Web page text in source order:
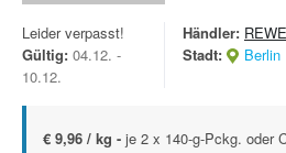
Leider verpasst!
Gültig: 04.12. -
10.12.
Händler:
Stadt:
Berlin
€ 9,96 / kg - je 2 x 140-g-Pckg. oder